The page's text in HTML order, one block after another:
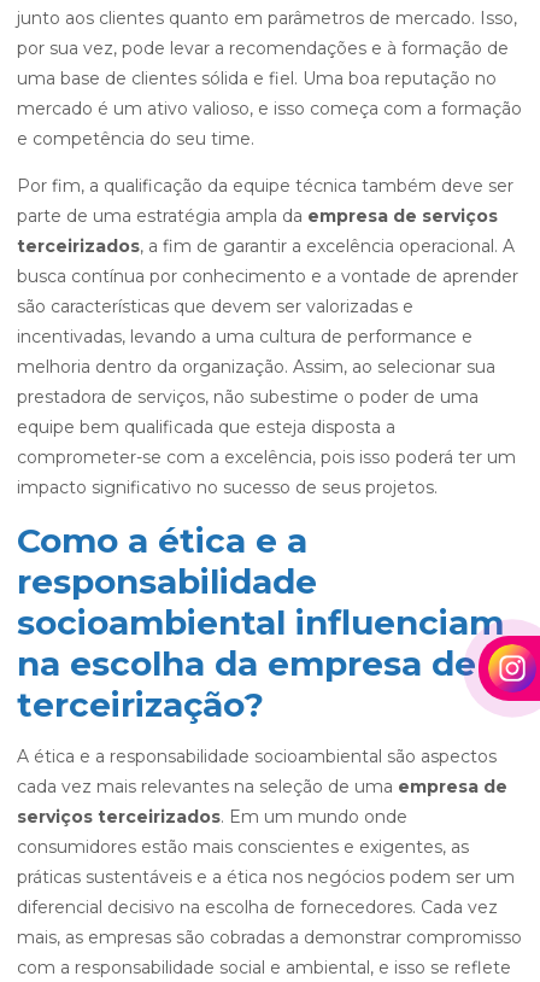
junto aos clientes quanto em parâmetros de mercado. Isso,
por sua vez, pode levar a recomendações e à formação de
uma base de clientes sólida e fiel. Uma boa reputação no
mercado é um ativo valioso, e isso começa com a formação
e competência do seu time.
Por fim, a qualificação da equipe técnica também deve ser
parte de uma estratégia ampla da empresa de serviços
terceirizados, a fim de garantir a excelência operacional. A
busca contínua por conhecimento e a vontade de aprender
são características que devem ser valorizadas e
incentivadas, levando a uma cultura de performance e
melhoria dentro da organização. Assim, ao selecionar sua
prestadora de serviços, não subestime o poder de uma
equipe bem qualificada que esteja disposta a
comprometer-se com a excelência, pois isso poderá ter um
impacto significativo no sucesso de seus projetos.
Como a ética e a
responsabilidade
socioambiental influenciam
na escolha da empresa de
terceirização?
A ética e a responsabilidade socioambiental são aspectos
cada vez mais relevantes na seleção de uma empresa de
serviços terceirizados. Em um mundo onde
consumidores estão mais conscientes e exigentes, as
práticas sustentáveis e a ética nos negócios podem ser um
diferencial decisivo na escolha de fornecedores. Cada vez
mais, as empresas são cobradas a demonstrar compromisso
com a responsabilidade social e ambiental, e isso se reflete